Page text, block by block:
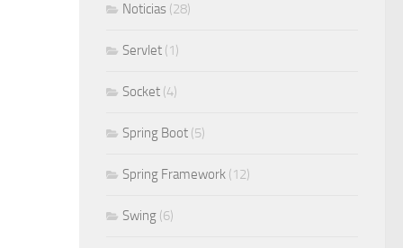
Noticias (28)
Servlet (1)
Socket (4)
Spring Boot (5)
Spring Framework (12)
Swing (6)